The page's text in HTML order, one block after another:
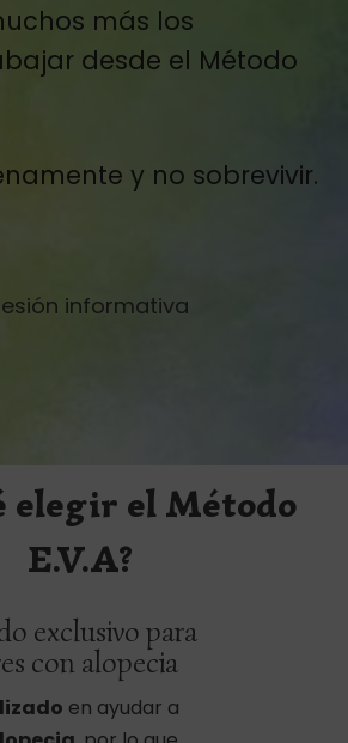
más los
desde el Método
y no sobrevivir.
informativa
elegir el Método
E.V.A?
exclusivo para
con alopecia
en ayudar a